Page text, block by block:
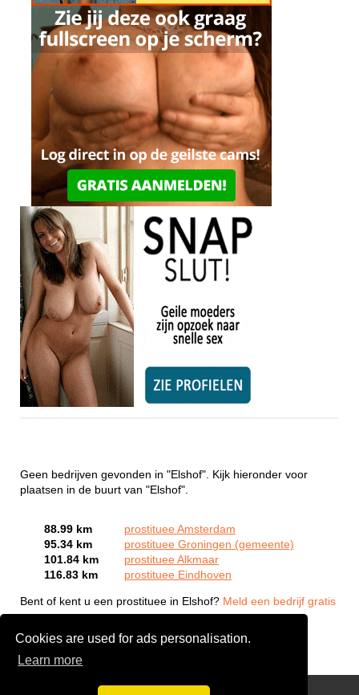
Cookies are used for ads personalisation.
Learn more
Geen bedrijven gevonden in "Elshof". Kijk hieronder voor
plaatsen in de buurt van "Elshof".
88.99 km
prostituee Amsterdam
95.34 km
prostituee Groningen (gemeente)
101.84 km
prostituee Alkmaar
116.83 km
prostituee Eindhoven
Bent of kent u een prostituee in Elshof? Meld een bedrijf gratis
aan